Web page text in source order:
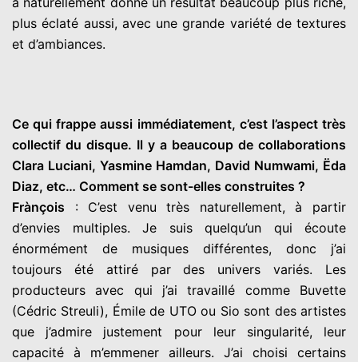
plus éclaté aussi, avec une grande variété de textures
et d’ambiances.
Ce qui frappe aussi immédiatement, c’est l’aspect très
collectif du disque. Il y a beaucoup de collaborations
Clara Luciani, Yasmine Hamdan, David Numwami, Ëda
Diaz, etc… Comment se sont-elles construites ?
Frànçois : C’est venu très naturellement, à partir
d’envies multiples. Je suis quelqu’un qui écoute
énormément de musiques différentes, donc j’ai
toujours été attiré par des univers variés. Les
producteurs avec qui j’ai travaillé comme Buvette
(Cédric Streuli), Émile de UTO ou Sio sont des artistes
que j’admire justement pour leur singularité, leur
capacité à m’emmener ailleurs. J’ai choisi certains